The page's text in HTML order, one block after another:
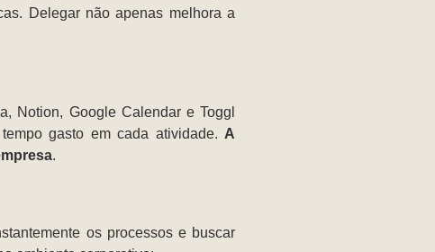
Delegar não apenas melhora a
Notion, Google Calendar e Toggl
gasto em cada atividade. A
.
os processos e buscar